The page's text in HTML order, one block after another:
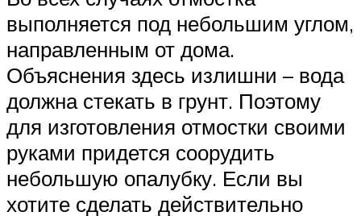
выполняется под небольшим углом,
направленным от дома.
Объяснения здесь излишни – вода
должна стекать в грунт. Поэтому
для изготовления отмостки своими
руками придется соорудить
небольшую опалубку. Если вы
хотите сделать действительно